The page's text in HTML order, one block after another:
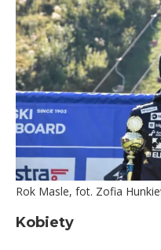
Rok Masle, fot. Zofia
Kobiety